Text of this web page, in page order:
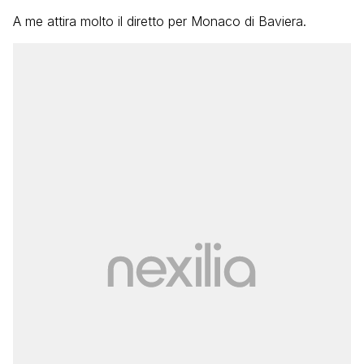
A me attira molto il diretto per Monaco di Baviera.